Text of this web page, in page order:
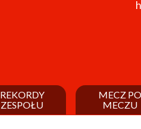
REKORDY
ZESPOŁU
MECZ PO
MECZU